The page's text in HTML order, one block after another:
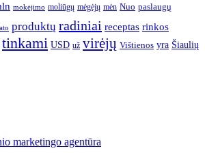
mokėjimo moliūgų mėgėjų mėn Nuo paslaugų
produktų radiniai receptas rinkos
tinkami USD už virėjų Vištienos yra Šiaulių
marketingo agentūra